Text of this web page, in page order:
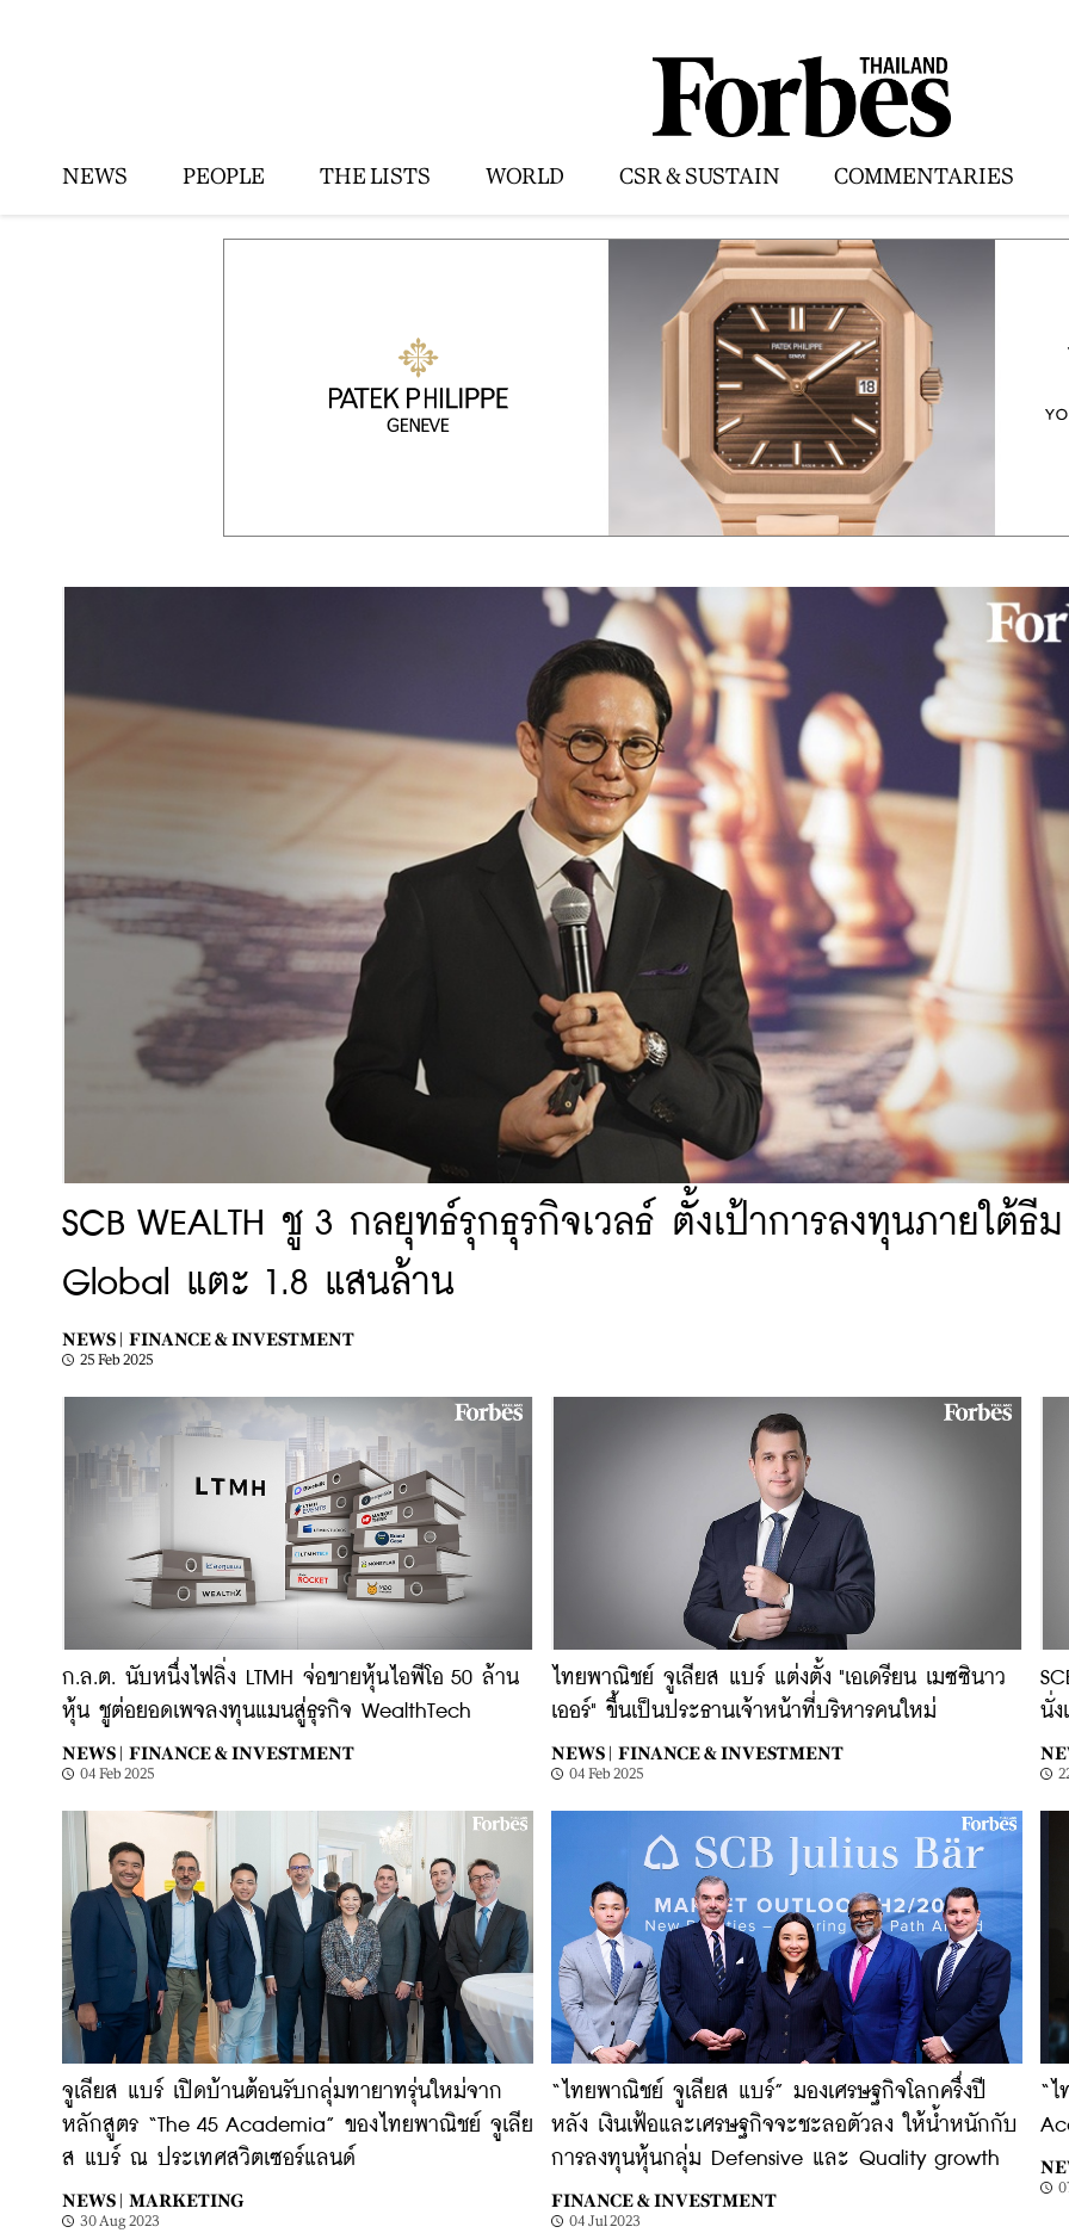
NEWS PEOPLE THE LISTS WORLD CSR & SUSTAIN COMMENTARIES
SCB WEALTH ชู 3 กลยุทธ์รุกธุรกิจเวลธ์ ตั้งเป้าการลงทุนภายใต้ธี
Global แตะ 1.8 แสนล้าน
NEWS | FINANCE & INVESTMENT
25 Feb 2025
ก.ล.ต. นับหนึ่งไฟลิ่ง LTMH จ่อขายหุ้นไอพีโอ 50 ล้าน
หุ้น ชูต่อยอดเพจลงทุนแมนสู่ธุรกิจ WealthTech
NEWS | FINANCE & INVESTMENT
04 Feb 2025
ไทยพาณิชย์ จูเลียส แบร์ แต่งตั้ง "เอเดรียน เมซซินาว
เออร์" ขึ้นเป็นประธานเจ้าหน้าที่บริหารคนใหม่
NEWS | FINANCE & INVESTMENT
04 Feb 2025
นั่ง
จูเลียส แบร์ เปิดบ้านต้อนรับกลุ่มทายาทรุ่นใหม่จาก
หลักสูตร “The 45 Academia” ของไทยพาณิชย์ จูเลีย
ส แบร์ ณ ประเทศสวิตเซอร์แลนด์
NEWS | MARKETING
30 Aug 2023
“ไทยพาณิชย์ จูเลียส แบร์” มองเศรษฐกิจโลกครึ่งปี
หลัง เงินเฟ้อและเศรษฐกิจจะชะลอตัวลง ให้น้ำหนักกับ
การลงทุนหุ้นกลุ่ม Defensive และ Quality growth
FINANCE & INVESTMENT
04 Jul 2023
“